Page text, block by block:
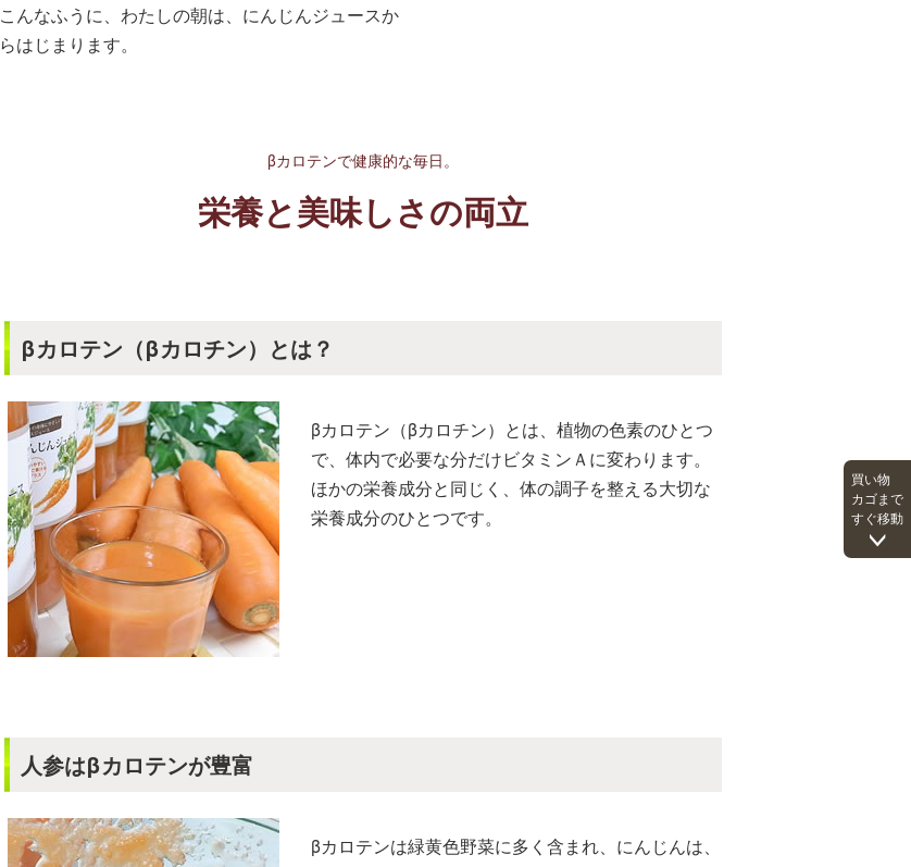
こんなふうに、わたしの朝は、にんじんジュースか
らはじまります。
βカロテンで健康的な毎日。
栄養と美味しさの両立
βカロテン（βカロチン）とは？
βカロテン（βカロチン）とは、植物の色素のひとつ
で、体内で必要な分だけビタミンＡに変わります。
ほかの栄養成分と同じく、体の調子を整える大切な
栄養成分のひとつです。
人参はβカロテンが豊富
βカロテンは緑黄色野菜に多く含まれ、にんじんは、
買い物
カゴまで
すぐ移動